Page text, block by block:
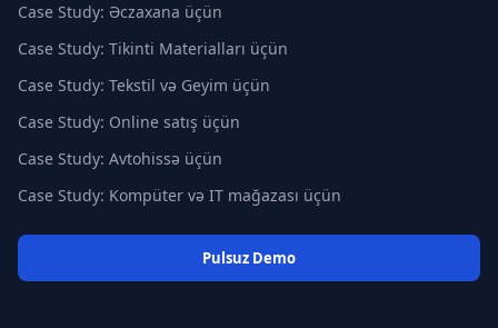
Case Study: Əczaxana üçün
Case Study: Tikinti Materialları üçün
Case Study: Tekstil və Geyim üçün
Case Study: Online satış üçün
Case Study: Avtohissə üçün
Case Study: Kompüter və IT mağazası üçün
Pulsuz Demo